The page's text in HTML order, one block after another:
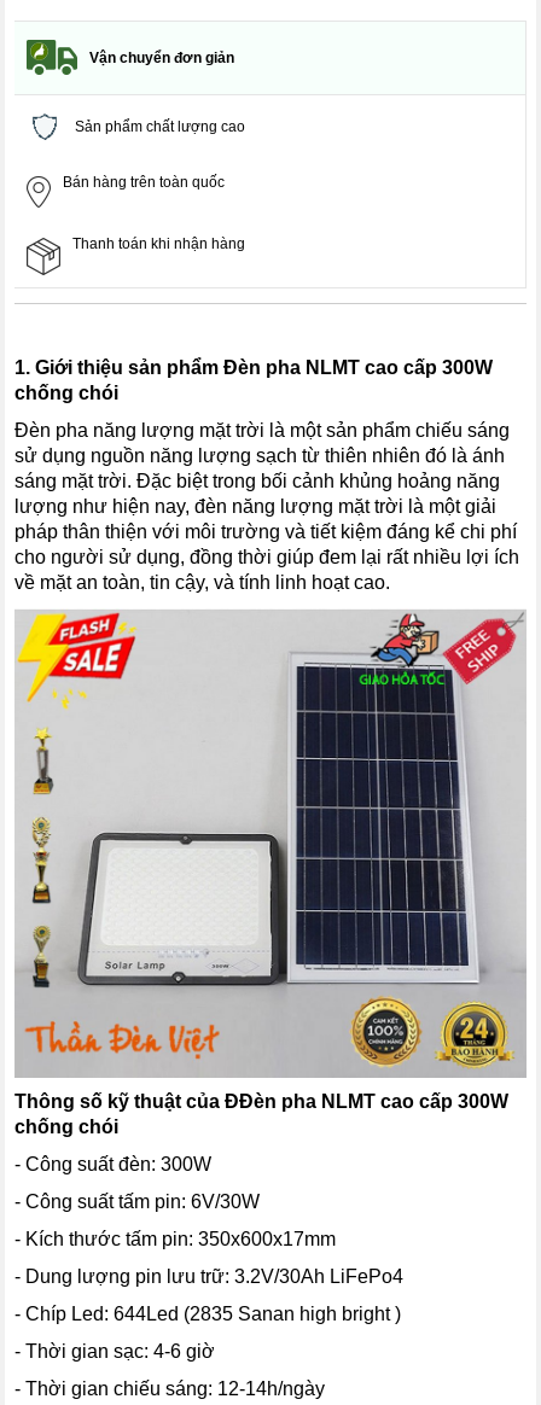
Vận chuyển đơn giản
Sản phẩm chất lượng cao
Bán hàng trên toàn quốc
Thanh toán khi nhận hàng
1. Giới thiệu sản phẩm Đèn pha NLMT cao cấp 300W
chống chói
Đèn pha năng lượng mặt trời là một sản phẩm chiếu sáng
sử dụng nguồn năng lượng sạch từ thiên nhiên đó là ánh
sáng mặt trời. Đặc biệt trong bối cảnh khủng hoảng năng
lượng như hiện nay, đèn năng lượng mặt trời là một giải
pháp thân thiện với môi trường và tiết kiệm đáng kể chi phí
cho người sử dụng, đồng thời giúp đem lại rất nhiều lợi ích
về mặt an toàn, tin cậy, và tính linh hoạt cao.
Thông số kỹ thuật của ĐĐèn pha NLMT cao cấp 300W
chống chói
- Công suất đèn: 300W
- Công suất tấm pin: 6V/30W
- Kích thước tấm pin: 350x600x17mm
- Dung lượng pin lưu trữ: 3.2V/30Ah LiFePo4
- Chíp Led: 644Led (2835 Sanan high bright )
- Thời gian sạc: 4-6 giờ
- Thời gian chiếu sáng: 12-14h/ngày